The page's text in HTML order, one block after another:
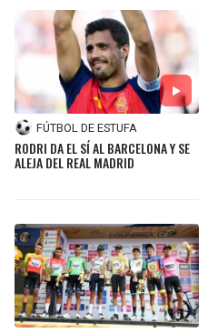
FÚTBOL DE ESTUFA
RODRI DA EL SÍ AL BARCELONA Y SE
ALEJA DEL REAL MADRID